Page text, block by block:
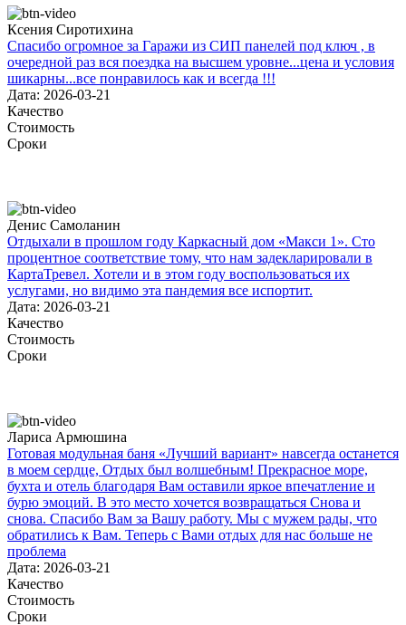
Ксения Сиротихина
Спасибо огромное за Гаражи из СИП панелей под ключ , в
очередной раз вся поездка на высшем уровне...цена и условия
шикарны...все понравилось как и всегда !!!
Дата: 2026-03-21
Качество
Стоимость
Сроки
Денис Самоланин
Отдыхали в прошлом году Каркасный дом «Макси 1». Сто
процентное соответствие тому, что нам задекларировали в
КартаТревел. Хотели и в этом году воспользоваться их
услугами, но видимо эта пандемия все испортит.
Дата: 2026-03-21
Качество
Стоимость
Сроки
Лариса Армюшина
Готовая модульная баня «Лучший вариант» навсегда останется
в моем сердце, Отдых был волшебным! Прекрасное море,
бухта и отель благодаря Вам оставили яркое впечатление и
бурю эмоций. В это место хочется возвращаться Снова и
снова. Спасибо Вам за Вашу работу. Мы с мужем рады, что
обратились к Вам. Теперь с Вами отдых для нас больше не
проблема
Дата: 2026-03-21
Качество
Стоимость
Сроки